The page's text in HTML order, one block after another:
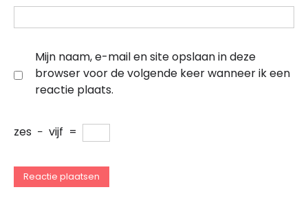
Mijn naam, e-mail en site opslaan in deze
browser voor de volgende keer wanneer ik een
reactie plaats.
zes − vijf =